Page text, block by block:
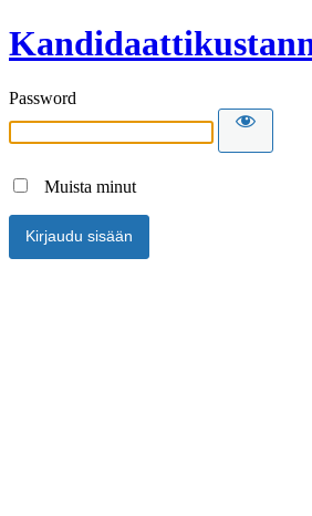
Password
Muista minut